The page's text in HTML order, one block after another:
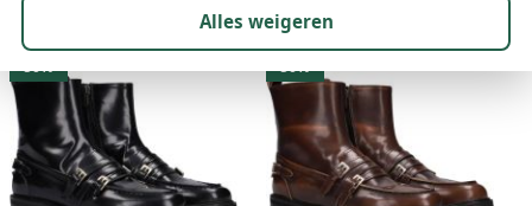
59 resultaten:
50% 50%
Alles weigeren